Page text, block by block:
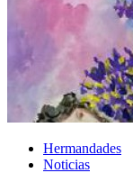
Hermandades
Noticias